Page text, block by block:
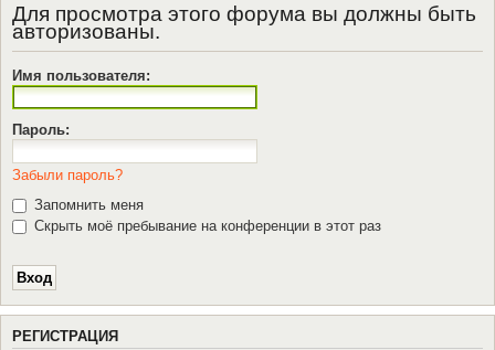
Для просмотра этого форума вы должны быть
авторизованы.
Имя пользователя:
Пароль:
Забыли пароль?
Запомнить меня
Скрыть моё пребывание на конференции в этот раз
РЕГИСТРАЦИЯ